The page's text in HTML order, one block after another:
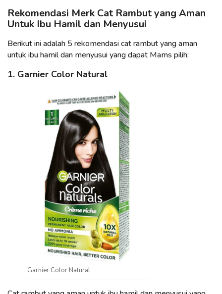
Rekomendasi Merk Cat Rambut yang Aman
Untuk Ibu Hamil dan Menyusui
Berikut ini adalah 5 rekomendasi cat rambut yang aman
untuk ibu hamil dan menyusui yang dapat Mams pilih:
1. Garnier Color Natural
Garnier Color Natural